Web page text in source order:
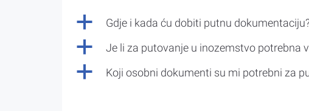
a Gdje i kada ću dobiti putnu
a Je li za putovanje u inozemstvo potrebna
a Koji osobni dokumenti su mi potrebni za